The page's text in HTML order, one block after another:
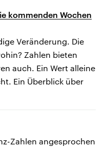
kommenden Wochen
Veränderung. Die
Zahlen bieten
auch. Ein Wert alleine
Ein Überblick über
Zahlen angesprochen